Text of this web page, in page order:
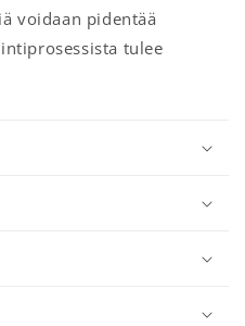
voidaan pidentää
tulee